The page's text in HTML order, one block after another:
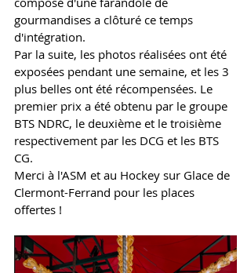
gourmandises a clôturé ce temps
d'intégration.
Par la suite, les photos réalisées ont été
exposées pendant une semaine, et les 3
plus belles ont été récompensées. Le
premier prix a été obtenu par le groupe
BTS NDRC, le deuxième et le troisième
respectivement par les DCG et les BTS
CG.
Merci à l'ASM et au Hockey sur Glace de
Clermont-Ferrand pour les places
offertes !